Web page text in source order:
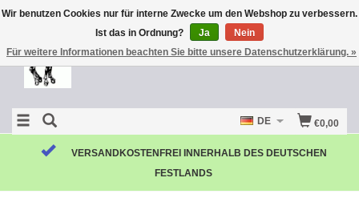
€0,00
DE
VERSANDKOSTENFREI INNERHALB DES DEUTSCHEN
FESTLANDS
Wir benutzen Cookies nur für interne Zwecke um den Webshop zu verbessern.
Ist das in Ordnung?
Ja
Nein
Für weitere Informationen beachten Sie bitte unsere Datenschutzerklärung. »